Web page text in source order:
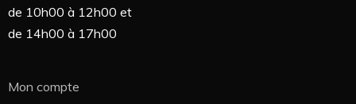
de 10h00 à 12h00 et
de 14h00 à 17h00
Mon compte